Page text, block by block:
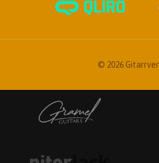
© 2026